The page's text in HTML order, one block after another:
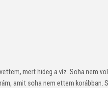
mert hideg a víz. Soha
amit soha nem ettem